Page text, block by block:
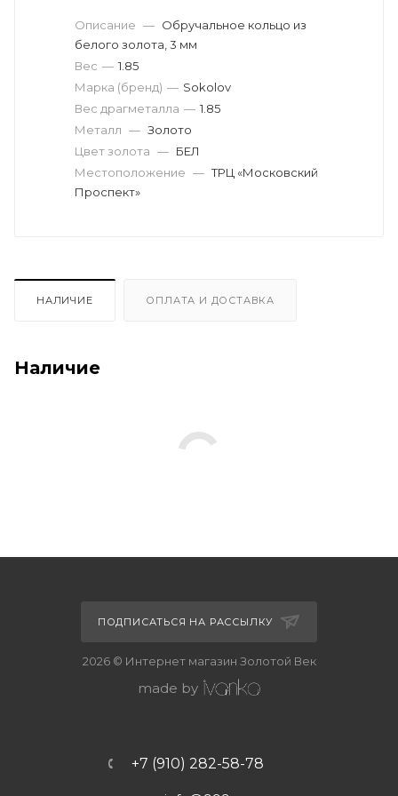
Описание — Обручальное кольцо из
белого золота, 3 мм
Вес драгметалла — 1.85
Марка (бренд) — Sokolov
Вес — 1.85
Металл — Золото
Цвет золота — БЕЛ
Местоположение — ТРЦ «Московский
Проспект»
НАЛИЧИЕ ОПЛАТА И ДОСТАВКА
Наличие
ПОДПИСАТЬСЯ НА РАССЫЛКУ
2026 © Интернет магазин Золотой Век
made by
+7 (910) 282-58-78